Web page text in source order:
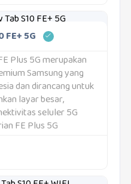
FE+ 5G
Plus 5G merupakan
Samsung yang
dan dirancang untuk
layar besar,
seluler 5G
FE Plus 5G
Tab, karena